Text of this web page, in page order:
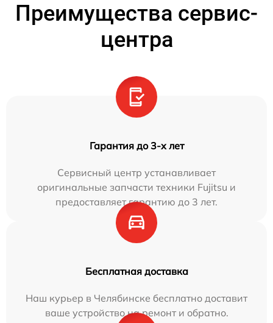
Преимущества сервис-
центра
Гарантия до 3-х лет
Сервисный центр устанавливает
оригинальные запчасти техники Fujitsu и
предоставляет гарантию до 3 лет.
Бесплатная доставка
Наш курьер в Челябинске бесплатно доставит
ваше устройство на ремонт и обратно.